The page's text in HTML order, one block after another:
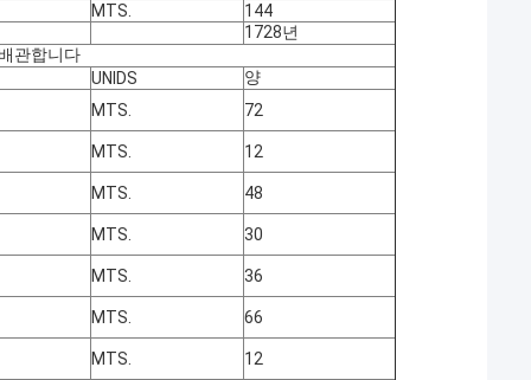
MTS.
144
1728년
관합니다
UNIDS
양
MTS. 72
MTS. 12
MTS. 48
MTS. 30
MTS. 36
MTS. 66
MTS.
12